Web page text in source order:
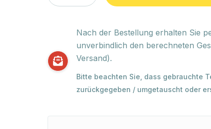
Nach der Bestellung erhalten Sie
unverbindlich den berechneten
Versand).
Bitte beachten Sie, dass gebrauchte
zurückgegeben / umgetauscht oder